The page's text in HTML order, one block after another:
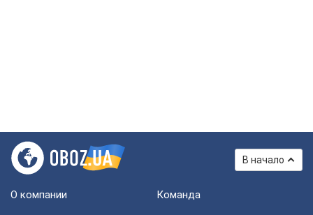
В начало
О компании Команда